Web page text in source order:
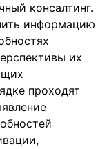
консалтинг.
информацию
их
проходят